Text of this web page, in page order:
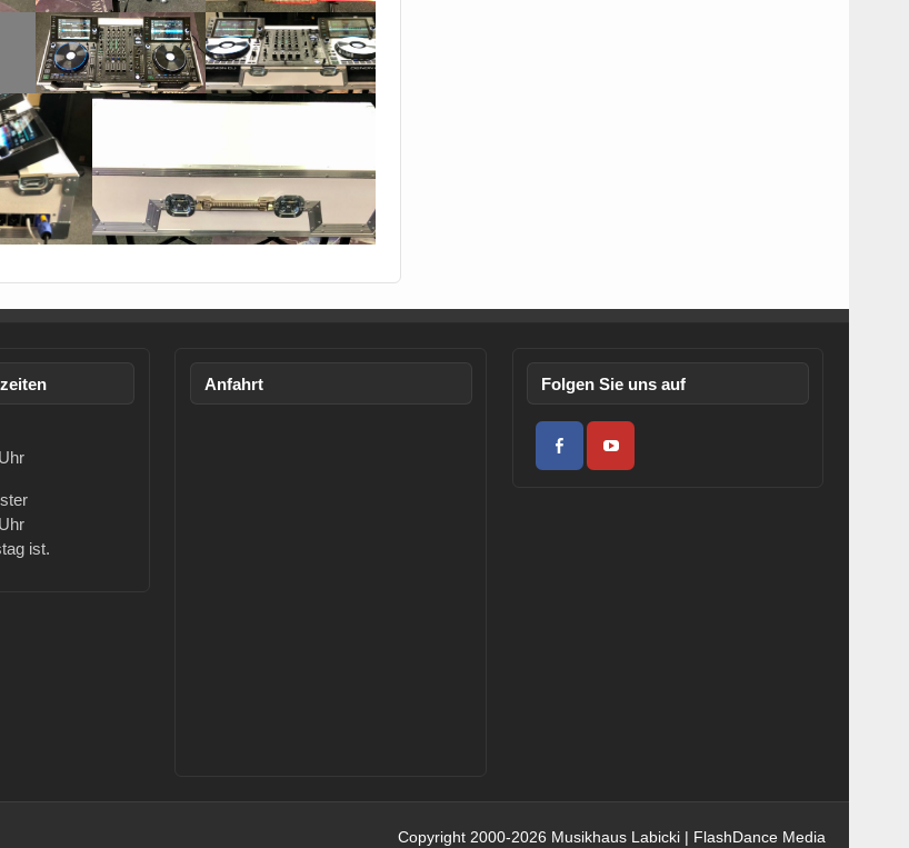
ist.
Anfahrt Folgen Sie uns auf
Copyright 2000-2026 Musikhaus Labicki | FlashDance Media